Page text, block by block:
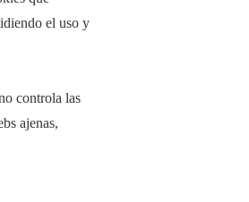
el uso y
controla las
ajenas,